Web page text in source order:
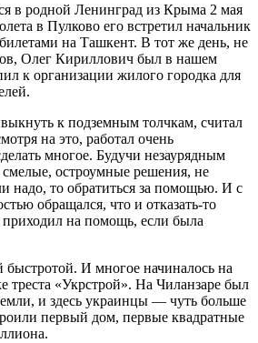
в родной Ленинград из Кры­ма 2 мая
в Пулково его встретил начальник
на Ташкент. В тот же день, не
Олег Кириллович был в нашем
к организации жилого городка для
к подземным толч­кам, считал
на это, рабо­тал очень
многое. Будучи незаурядным
остроум­ные решения, не
надо, то обратиться за помощью. И с
обращался, что и отказать-то
на помощь, если была
быстротой. И многое начи­налось на
треста «Укрстрой». На Чиланзаре был
и здесь украинцы — чуть больше
первый дом, первые квадратные